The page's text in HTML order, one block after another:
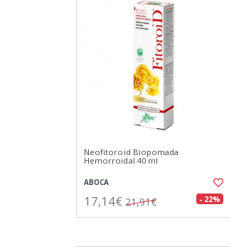
Neofitoroid Biopomada
Hemorroidal 40 ml
ABOCA
17,14€ 21,91€ - 22%